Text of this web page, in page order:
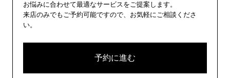
お悩みに合わせて最適なサービスをご提案します。
来店のみでもご予約可能ですので、お気軽にご相談くださ
い。
予約に進む